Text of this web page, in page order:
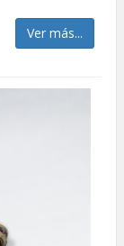
Ver más...